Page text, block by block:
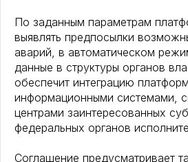
По заданным параметрам
выявлять предпосылки
аварий, в автоматическом
данные в структуры органов
обеспечит интеграцию
информационными системами,
центрами заинтересованных
федеральных органов
Соглашение предусматривает